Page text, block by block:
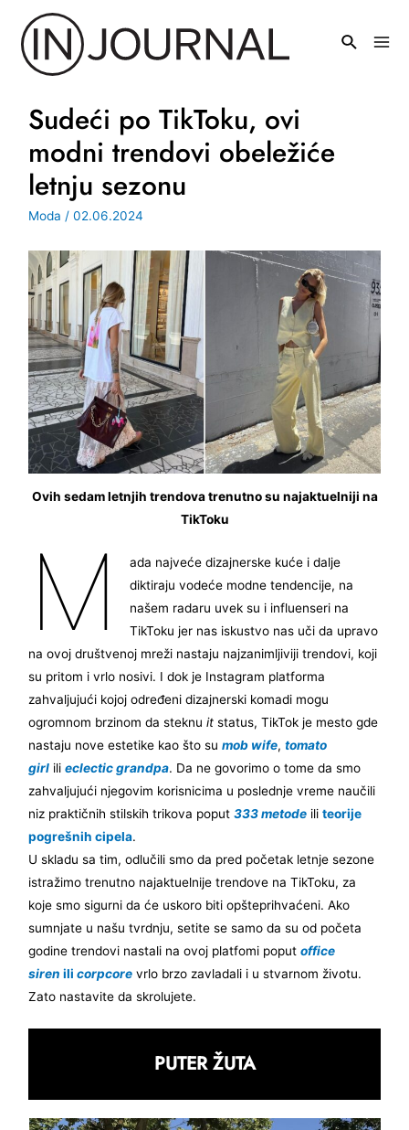
sadržaj
Sudeći po TikToku, ovi
modni trendovi obeležiće
letnju sezonu
Moda /02.06.2024
Ovih sedam letnjih trendova trenutno su najaktuelniji na
TikToku
M
ada najveće dizajnerske kuće i dalje
diktiraju vodeće modne tendencije, na
našem radaru uvek su i influenseri na
TikToku jer nas iskustvo nas uči da upravo
na ovoj društvenoj mreži nastaju najzanimljiviji trendovi, koji
su pritom i vrlo nosivi. I dok je Instagram platforma
zahvaljujući kojoj određeni dizajnerski komadi mogu
ogromnom brzinom da steknuit status, TikTok je mesto gde
nastaju nove estetike kao što sumob wife,tomato
girl ilieclectic grandpa. Da ne govorimo o tome da smo
zahvaljujući njegovim korisnicima u poslednje vreme naučili
niz praktičnih stilskih trikova poput333 metode iliteorije
pogrešnih cipela.
U skladu sa tim, odlučili smo da pred početak letnje sezone
istražimo trenutno najaktuelnije trendove na TikToku, za
koje smo sigurni da će uskoro biti opšteprihvaćeni. Ako
sumnjate u našu tvrdnju, setite se samo da su od početa
godine trendovi nastali na ovoj platfomi poputoffice
siren ilicorpcore vrlo brzo zavladali i u stvarnom životu.
Zato nastavite da skrolujete.
PUTER ŽUTA